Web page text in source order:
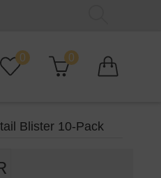
0 0
Blister 10-Pack